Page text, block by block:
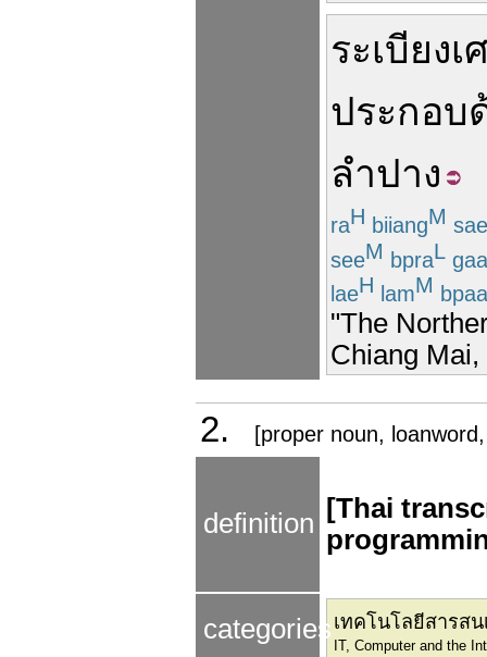
ระเบียง
ประกอบ
ลำปาง
raH biiangM
seeM bpraL
laeH lamM
"The
Chiang
2. [proper noun,
definition [Thai
categories เทคโนโลยีสารส
IT, Computer and the